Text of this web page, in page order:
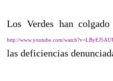
Los Verdes han
http://www.youtube.com/
las deficiencias